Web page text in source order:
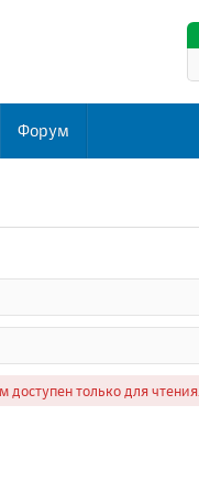
Форум
доступен только для чтения.